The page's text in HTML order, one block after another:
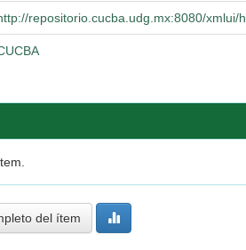
repositorio.cucba.udg.mx:8080/xmlui/
del ítem